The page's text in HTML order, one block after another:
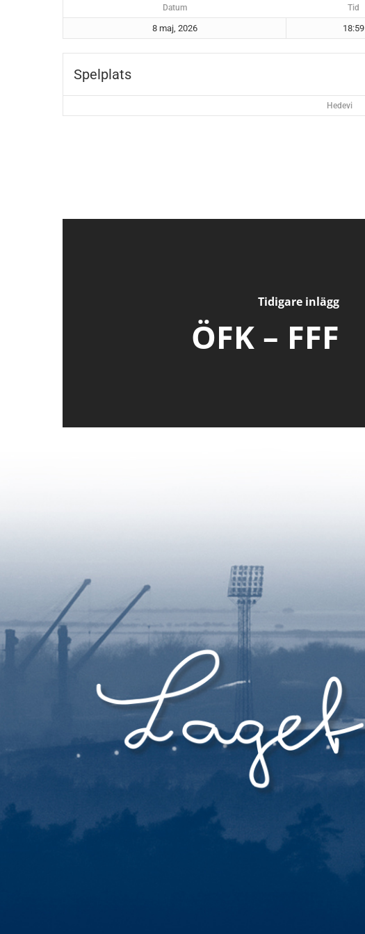
Datum Tid
8 maj, 2026 18:59
Spelplats
Hedevi
Tidigare inlägg
ÖFK – FFF